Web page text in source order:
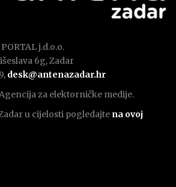
j.d.o.o.
6g, Zadar
desk@antenazadar.hr
za elektorničke medije.
u cijelosti pogledajte na ovoj